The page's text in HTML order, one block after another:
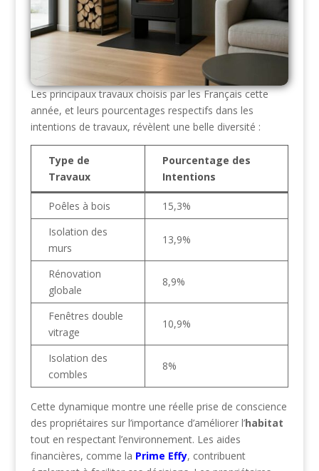
Les principaux travaux choisis par les Français cette
année, et leurs pourcentages respectifs dans les
intentions de travaux, révèlent une belle diversité :
Type de
Travaux
Pourcentage des
Intentions
Poêles à bois
15,3%
Isolation des
murs
13,9%
Rénovation
globale
8,9%
Fenêtres double
vitrage
10,9%
Isolation des
combles
8%
Cette dynamique montre une réelle prise de conscience
des propriétaires sur l’importance d’améliorer l’habitat
tout en respectant l’environnement. Les aides
financières, comme la Prime Effy, contribuent